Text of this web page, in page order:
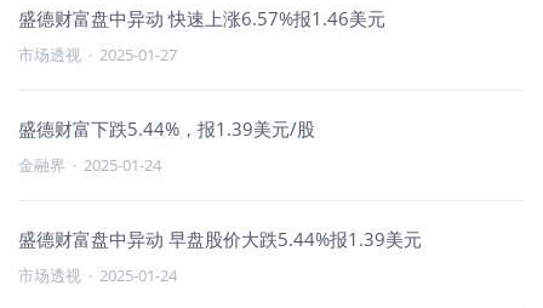
盛德财富盘中异动 快速上涨6.57%报1.46美元
市场透视 · 2025-01-27
盛德财富下跌5.44%，报1.39美元/股
金融界 · 2025-01-24
盛德财富盘中异动 早盘股价大跌5.44%报1.39美元
市场透视 · 2025-01-24